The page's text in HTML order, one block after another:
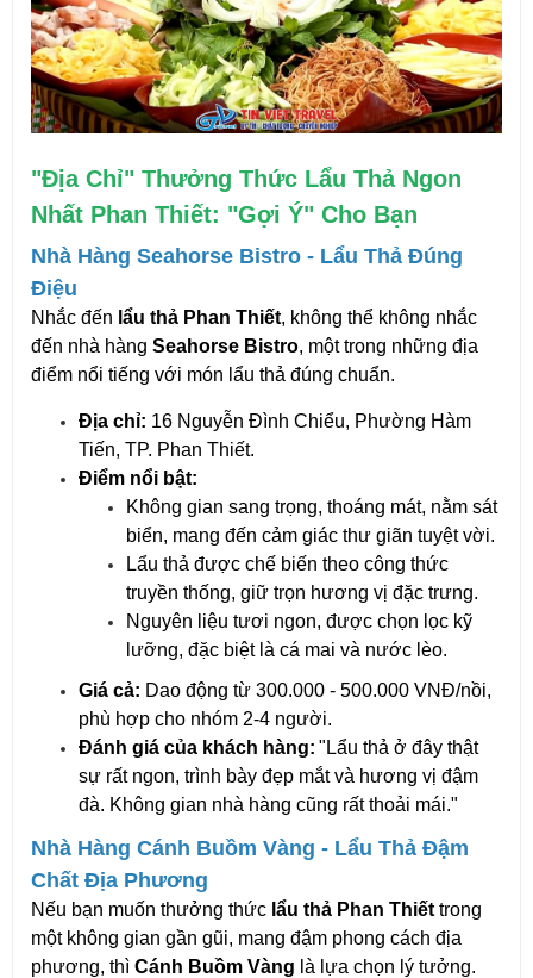
"Địa Chỉ" Thưởng Thức Lẩu Thả Ngon
Nhất Phan Thiết: "Gợi Ý" Cho Bạn
Nhà Hàng Seahorse Bistro - Lẩu Thả Đúng
Điệu
Nhắc đến lẩu thả Phan Thiết, không thể không nhắc
đến nhà hàng Seahorse Bistro, một trong những địa
điểm nổi tiếng với món lẩu thả đúng chuẩn.
Địa chỉ: 16 Nguyễn Đình Chiểu, Phường Hàm
Tiến, TP. Phan Thiết.
Điểm nổi bật:
Không gian sang trọng, thoáng mát, nằm sát
biển, mang đến cảm giác thư giãn tuyệt vời.
Lẩu thả được chế biến theo công thức
truyền thống, giữ trọn hương vị đặc trưng.
Nguyên liệu tươi ngon, được chọn lọc kỹ
lưỡng, đặc biệt là cá mai và nước lèo.
Giá cả: Dao động từ 300.000 - 500.000 VNĐ/nồi,
phù hợp cho nhóm 2-4 người.
Đánh giá của khách hàng: "Lẩu thả ở đây thật
sự rất ngon, trình bày đẹp mắt và hương vị đậm
đà. Không gian nhà hàng cũng rất thoải mái."
Nhà Hàng Cánh Buồm Vàng - Lẩu Thả Đậm
Chất Địa Phương
Nếu bạn muốn thưởng thức lẩu thả Phan Thiết trong
một không gian gần gũi, mang đậm phong cách địa
phương, thì Cánh Buồm Vàng là lựa chọn lý tưởng.